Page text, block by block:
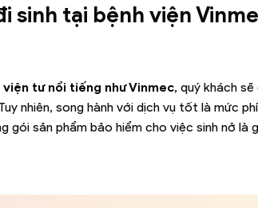
sinh tại bệnh viện
viện tư nổi tiếng như Vinmec, quý khách
nhiên, song hành với dịch vụ tốt là mức
gói sản phẩm bảo hiểm cho việc sinh nở